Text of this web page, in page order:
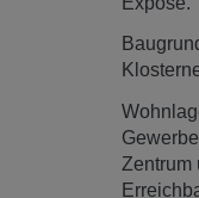
Zentrum